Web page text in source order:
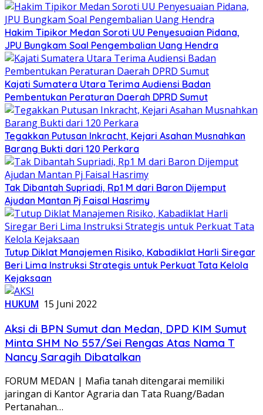
Hakim Tipikor Medan Soroti UU Penyesuaian Pidana,
JPU Bungkam Soal Pengembalian Uang Hendra
Kajati Sumatera Utara Terima Audiensi Badan
Pembentukan Peraturan Daerah DPRD Sumut
Tegakkan Putusan Inkracht, Kejari Asahan Musnahkan
Barang Bukti dari 120 Perkara
Tak Dibantah Supriadi, Rp1 M dari Baron Dijemput
Ajudan Mantan Pj Faisal Hasrimy
Tutup Diklat Manajemen Risiko, Kabadiklat Harli Siregar
Beri Lima Instruksi Strategis untuk Perkuat Tata Kelola
Kejaksaan
HUKUM 15 Juni 2022
Aksi di BPN Sumut dan Medan, DPD KIM Sumut
Minta SHM No 557/Sei Rengas Atas Nama T
Nancy Saragih Dibatalkan
FORUM MEDAN | Mafia tanah ditengarai memiliki
jaringan di Kantor Agraria dan Tata Ruang/Badan
Pertanahan…